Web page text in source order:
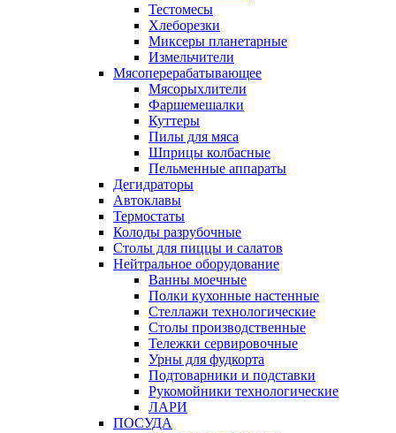
Тестомесы
Хлеборезки
Миксеры планетарные
Измельчители
Мясоперерабатывающее
Мясорыхлители
Фаршемешалки
Куттеры
Пилы для мяса
Шприцы колбасные
Пельменные аппараты
Дегидраторы
Автоклавы
Термостаты
Колоды разрубочные
Столы для пиццы и салатов
Нейтральное оборудование
Ванны моечные
Полки кухонные настенные
Стеллажи технологические
Столы производственные
Тележки сервировочные
Урны для фудкорта
Подтоварники и подставки
Рукомойники технологические
ЛАРИ
ПОСУДА